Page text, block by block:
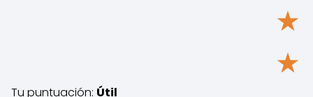
★
★
Tu puntuación: Útil